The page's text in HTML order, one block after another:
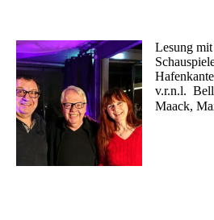
Lesung
v.r.n.l.
Maack,